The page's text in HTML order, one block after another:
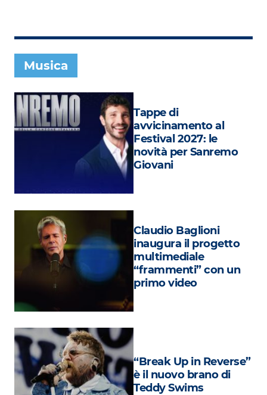
Foto
Speciali
Oroscopo
Radio Subasio Music Club
Sanremo 2026
News
Musica
Cultura
Attualità
Costume
Extra
Eventi
Musica
Tappe di
avvicinamento al
Festival 2027: le
novità per Sanremo
Giovani
Claudio Baglioni
inaugura il progetto
multimediale
“frammenti” con un
primo video
“Break Up in Reverse”
è il nuovo brano di
Teddy Swims